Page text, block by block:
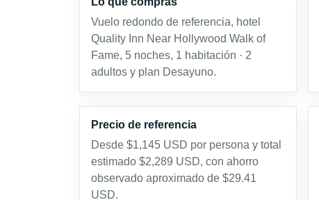
Vuelo redondo de referencia, hotel
Quality Inn Near Hollywood Walk of
Fame, 5 noches, 1 habitación · 2
adultos y plan Desayuno.
Precio de referencia
Desde $1,145 USD por persona y total
estimado $2,289 USD, con ahorro
observado aproximado de $29.41
USD.